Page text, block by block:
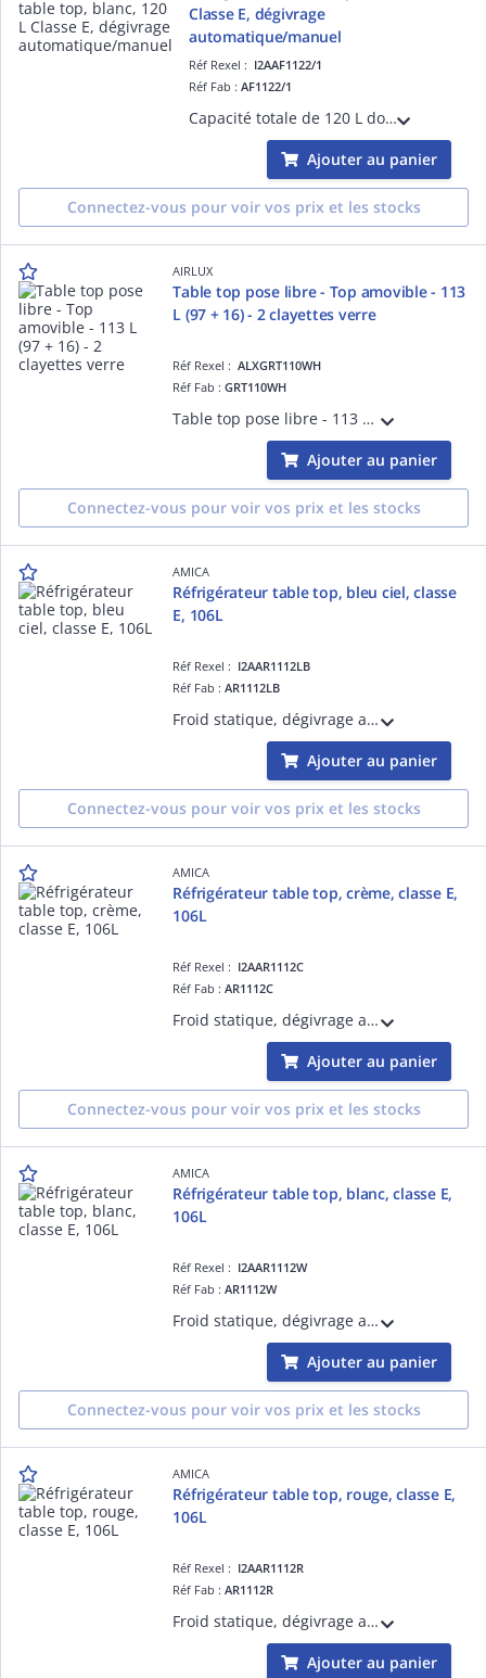
Classe E, dégivrage
automatique/manuel
Réf Rexel : I2AAF1122/1
Réf Fab : AF1122/1
Capacité totale de 120 L dont réfrigérateur 107L et freezer 4X 13L, éclairage LED, porte réversible, 40dB
Ajouter au panier
Connectez-vous pour voir vos prix et les stocks
AIRLUX
Table top pose libre - Top amovible - 113
L (97 + 16) - 2 clayettes verre
Réf Rexel :ALXGRT110WH
Réf Fab :GRT110WH
Table top pose libre - 113 L (97 + 16) - 39 dB - 2 clayettes verre - Congélateur 4XXXX - 2 kg/24 h - Autonomie 9 h - Classe E - N-ST - Blanc
Ajouter au panier
Connectez-vous pour voir vos prix et les stocks
AMICA
Réfrigérateur table top, bleu ciel, classe
E, 106L
Réf Rexel : I2AAR1112LB
Réf Fab :AR1112LB
Froid statique, dégivrage automatique, thermostat mécanique, congélateur 4X, froid statique, dégivrage manuel, porte non réversible, poignée externe métal, capacité réfrigérateur 93L, capacité congélateur 13L, 41 db
Ajouter au panier
Connectez-vous pour voir vos prix et les stocks
AMICA
Réfrigérateur table top, crème, classe E,
106L
Réf Rexel : I2AAR1112C
Réf Fab :AR1112C
Froid statique, dégivrage automatique, thermostat mécanique, congélateur 4X, froid statique, dégivrage manuel, porte non réversible, poignée externe métal, capacité réfrigérateur 93L, capacité congélateur 13L, 41 db
Ajouter au panier
Connectez-vous pour voir vos prix et les stocks
AMICA
Réfrigérateur table top, blanc, classe E,
106L
Réf Rexel : I2AAR1112W
Réf Fab :AR1112W
Froid statique, dégivrage automatique, thermostat mécanique, congélateur 4X, froid statique, dégivrage manuel, porte non réversible, poignée externe métal, capacité réfrigérateur 93L, capacité congélateur 13L, 41 db
Ajouter au panier
Connectez-vous pour voir vos prix et les stocks
AMICA
Réfrigérateur table top, rouge, classe E,
106L
Réf Rexel : I2AAR1112R
Réf Fab :AR1112R
Froid statique, dégivrage automatique, thermostat mécanique, congélateur 4X, froid statique, dégivrage manuel, porte non réversible, poignée externe métal, capacité réfrigérateur 93L, capacité congélateur 13L, 41 db
Ajouter au panier